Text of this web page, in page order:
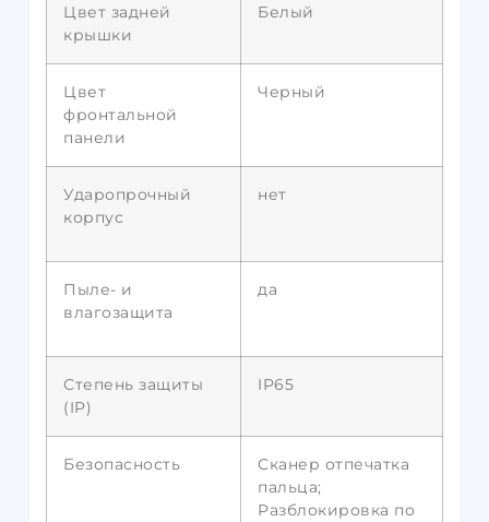
Цвет задней
крышки
Белый
Цвет
фронтальной
панели
Черный
Ударопрочный
корпус
нет
Пыле- и
влагозащита
да
Степень защиты
(IP)
IP65
Безопасность
Сканер отпечатка
пальца;
Разблокировка по